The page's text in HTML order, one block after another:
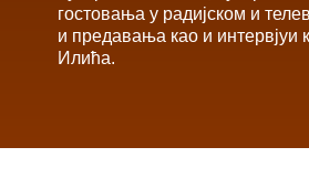
гостовања у радијском и
и предавања као и интервјуи
Илића.